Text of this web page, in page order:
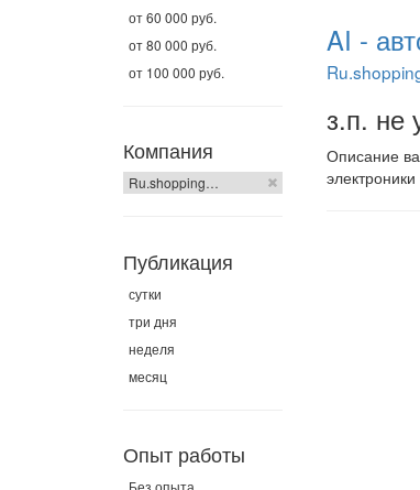
от 60 000 руб.
от 80 000 руб.
от 100 000 руб.
Компания
Ru.shopping…
Публикация
сутки
три дня
неделя
месяц
Опыт работы
Без опыта
AI -
з.п. не
Описание